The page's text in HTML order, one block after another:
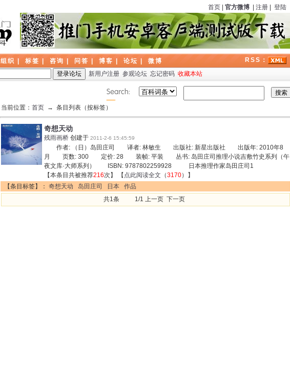
首页 官方微博 注册 登陆
组织 标签 咨询 问答 博客 论坛 微博
RSS：
新用户注册 参观论坛 忘记密码 收藏本站
当前位置： 首页 → 条目列表（按标签）
奇想天动
残雨画桥 创建于 2011-2-6 15:45:59
作者: （日）岛田庄司 译者: 林敏生 出版社: 新星出版社 出版年: 2010年8
月 页数: 300 定价: 28 装帧: 平装 丛书: 岛田庄司推理小说吉敷竹史系列（午
夜文库·大师系列） ISBN: 9787802259928 日本推理作家岛田庄司1
【本条目共被推荐216次】 【 点此阅读全文 （3170）】
【条目标签】： 奇想天动 岛田庄司 日本
作品
共1条 1/1 上一页 下一页